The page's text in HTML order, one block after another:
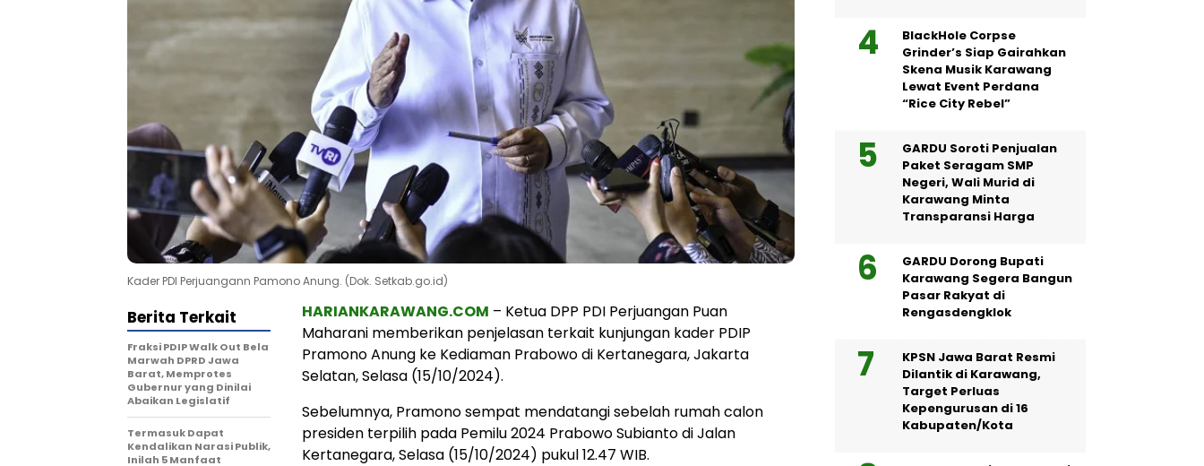
Kader PDI Perjuangann Pamono Anung. (Dok. Setkab.go.id)
HARIANKARAWANG.COM – Ketua DPP PDI Perjuangan Puan
Maharani memberikan penjelasan terkait kunjungan kader PDIP
Pramono Anung ke Kediaman Prabowo di Kertanegara, Jakarta
Selatan, Selasa (15/10/2024).
Sebelumnya, Pramono sempat mendatangi sebelah rumah calon
presiden terpilih pada Pemilu 2024 Prabowo Subianto di Jalan
Kertanegara, Selasa (15/10/2024) pukul 12.47 WIB.
Berita Terkait
Fraksi PDIP Walk Out Bela
Marwah DPRD Jawa
Barat, Memprotes
Gubernur yang Dinilai
Abaikan Legislatif
Termasuk Dapat
Kendalikan Narasi Publik,
Inilah 5 Manfaat
BlackHole Corpse
Grinder’s Siap Gairahkan
Skena Musik Karawang
Lewat Event Perdana
“Rice City Rebel”
GARDU Soroti Penjualan
Paket Seragam SMP
Negeri, Wali Murid di
Karawang Minta
Transparansi Harga
GARDU Dorong Bupati
Karawang Segera Bangun
Pasar Rakyat di
Rengasdengklok
KPSN Jawa Barat Resmi
Dilantik di Karawang,
Target Perluas
Kepengurusan di 16
Kabupaten/Kota